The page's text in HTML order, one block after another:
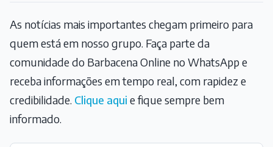
As notícias mais importantes chegam primeiro para
quem está em nosso grupo. Faça parte da
comunidade do Barbacena Online no WhatsApp e
receba informações em tempo real, com rapidez e
credibilidade. Clique aqui e fique sempre bem
informado.